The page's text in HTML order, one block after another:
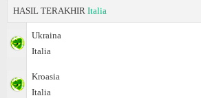
HASIL TERAKHIR Italia
Ukraina
Italia
Kroasia
Italia